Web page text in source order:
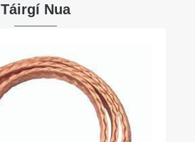
Táirgí Nua